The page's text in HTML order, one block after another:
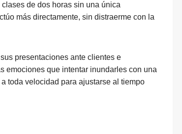
de dos horas sin una única
más directamente, sin distraerme con la
presentaciones ante clientes e
emociones que intentar inundarles con una
toda velocidad para ajustarse al tiempo